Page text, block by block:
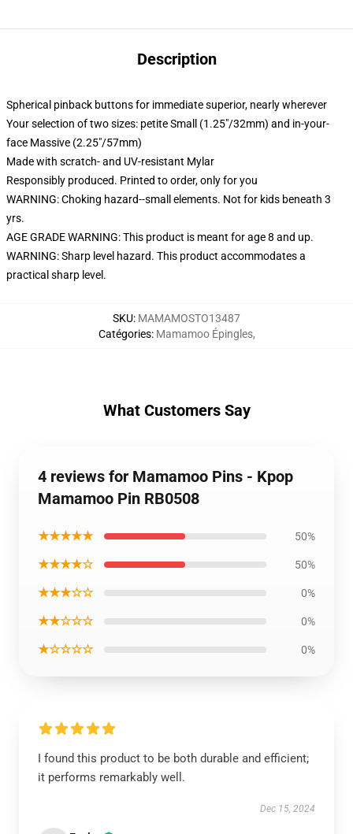
Description
Spherical pinback buttons for immediate superior, nearly wherever
Your selection of two sizes: petite Small (1.25"/32mm) and in-your-
face Massive (2.25"/57mm)
Made with scratch- and UV-resistant Mylar
Responsibly produced. Printed to order, only for you
WARNING: Choking hazard--small elements. Not for kids beneath 3
yrs.
AGE GRADE WARNING: This product is meant for age 8 and up.
WARNING: Sharp level hazard. This product accommodates a
practical sharp level.
SKU: MAMAMOSTO13487
Catégories: Mamamoo Épingles,
What Customers Say
4 reviews for Mamamoo Pins - Kpop
Mamamoo Pin RB0508
★★★★★ 50%
★★★★☆ 50%
★★★☆☆ 0%
★★☆☆☆ 0%
★☆☆☆☆ 0%
I found this product to be both durable and efficient;
it performs remarkably well.
Dec 15, 2024